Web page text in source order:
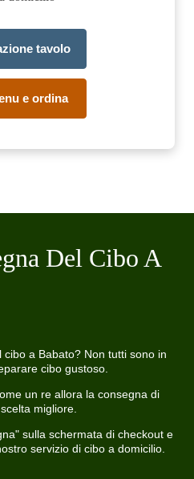
tavolo
e ordina
Del Cibo A
a Babato? Non tutti sono in
cibo gustoso.
un re allora la consegna di
migliore.
sulla schermata di checkout e
servizio di cibo a domicilio.